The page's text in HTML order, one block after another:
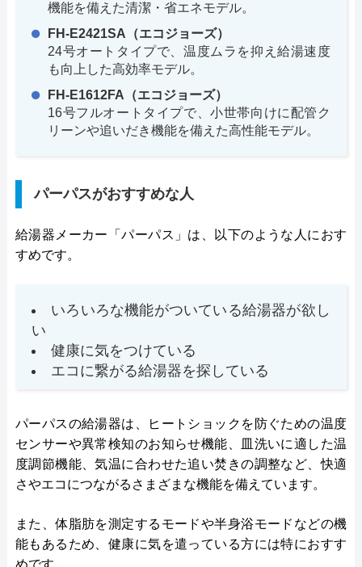
機能を備えた清潔・省エネモデル。
FH-E2421SA（エコジョーズ）
24号オートタイプで、温度ムラを抑え給湯速度
も向上した高効率モデル。
FH-E1612FA（エコジョーズ）
16号フルオートタイプで、小世帯向けに配管ク
リーンや追いだき機能を備えた高性能モデル。
パーパスがおすすめな人
給湯器メーカー「パーパス」は、以下のような人におす
すめです。
いろいろな機能がついている給湯器が欲し
い
健康に気をつけている
エコに繋がる給湯器を探している
パーパスの給湯器は、ヒートショックを防ぐための温度
センサーや異常検知のお知らせ機能、皿洗いに適した温
度調節機能、気温に合わせた追い焚きの調整など、快適
さやエコにつながるさまざまな機能を備えています。
また、体脂肪を測定するモードや半身浴モードなどの機
能もあるため、健康に気を遣っている方には特におすす